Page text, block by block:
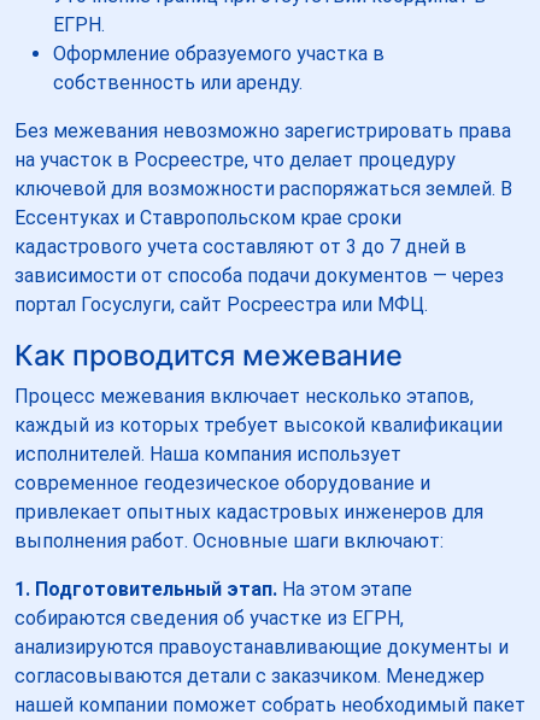
ЕГРН.
Оформление образуемого участка в
собственность или аренду.
Без межевания невозможно зарегистрировать права
на участок в Росреестре, что делает процедуру
ключевой для возможности распоряжаться землей. В
Ессентуках и Ставропольском крае сроки
кадастрового учета составляют от 3 до 7 дней в
зависимости от способа подачи документов — через
портал Госуслуги, сайт Росреестра или МФЦ.
Как проводится межевание
Процесс межевания включает несколько этапов,
каждый из которых требует высокой квалификации
исполнителей. Наша компания использует
современное геодезическое оборудование и
привлекает опытных кадастровых инженеров для
выполнения работ. Основные шаги включают:
1. Подготовительный этап. На этом этапе
собираются сведения об участке из ЕГРН,
анализируются правоустанавливающие документы и
согласовываются детали с заказчиком. Менеджер
нашей компании поможет собрать необходимый пакет